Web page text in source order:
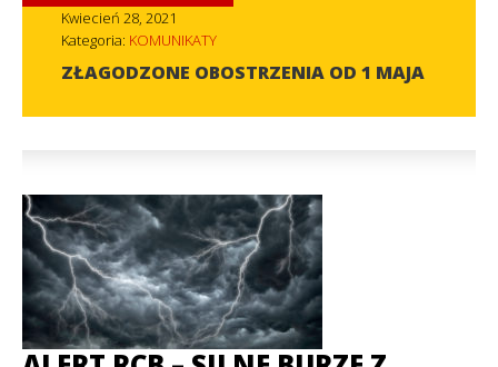
Kwiecień 28, 2021
Kategoria: KOMUNIKATY
ZŁAGODZONE OBOSTRZENIA OD 1 MAJA